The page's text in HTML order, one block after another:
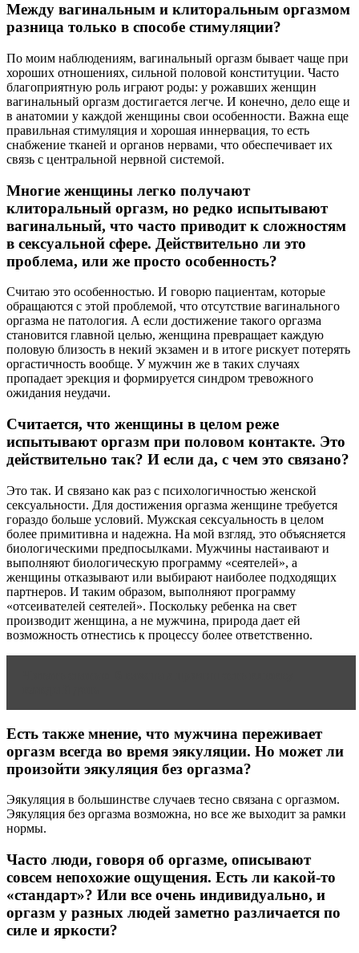
Между вагинальным и клиторальным оргазмом
разница только в способе стимуляции?
По моим наблюдениям, вагинальный оргазм бывает чаще при
хороших отношениях, сильной половой конституции. Часто
благоприятную роль играют роды: у рожавших женщин
вагинальный оргазм достигается легче. И конечно, дело еще и
в анатомии у каждой женщины свои особенности. Важна еще
правильная стимуляция и хорошая иннервация, то есть
снабжение тканей и органов нервами, что обеспечивает их
связь с центральной нервной системой.
Многие женщины легко получают
клиторальный оргазм, но редко испытывают
вагинальный, что часто приводит к сложностям
в сексуальной сфере. Действительно ли это
проблема, или же просто особенность?
Считаю это особенностью. И говорю пациентам, которые
обращаются с этой проблемой, что отсутствие вагинального
оргазма не патология. А если достижение такого оргазма
становится главной целью, женщина превращает каждую
половую близость в некий экзамен и в итоге рискует потерять
оргастичность вообще. У мужчин же в таких случаях
пропадает эрекция и формируется синдром тревожного
ожидания неудачи.
Считается, что женщины в целом реже
испытывают оргазм при половом контакте. Это
действительно так? И если да, с чем это связано?
Это так. И связано как раз с психологичностью женской
сексуальности. Для достижения оргазма женщине требуется
гораздо больше условий. Мужская сексуальность в целом
более примитивна и надежна. На мой взгляд, это объясняется
биологическими предпосылками. Мужчины настаивают и
выполняют биологическую программу «сеятелей», а
женщины отказывают или выбирают наиболее подходящих
партнеров. И таким образом, выполняют программу
«отсеивателей сеятелей». Поскольку ребенка на свет
производит женщина, а не мужчина, природа дает ей
возможность отнестись к процессу более ответственно.
Есть также мнение, что мужчина переживает
оргазм всегда во время эякуляции. Но может ли
произойти эякуляция без оргазма?
Эякуляция в большинстве случаев тесно связана с оргазмом.
Эякуляция без оргазма возможна, но все же выходит за рамки
нормы.
Часто люди, говоря об оргазме, описывают
совсем непохожие ощущения. Есть ли какой-то
«стандарт»? Или все очень индивидуально, и
оргазм у разных людей заметно различается по
силе и яркости?